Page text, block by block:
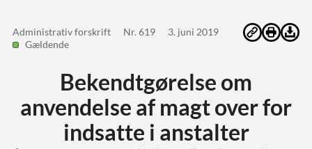
Administrativ forskrift Nr. 619
3. juni 2019
Gældende
Bekendtgørelse om
anvendelse af magt over for
indsatte i anstalter